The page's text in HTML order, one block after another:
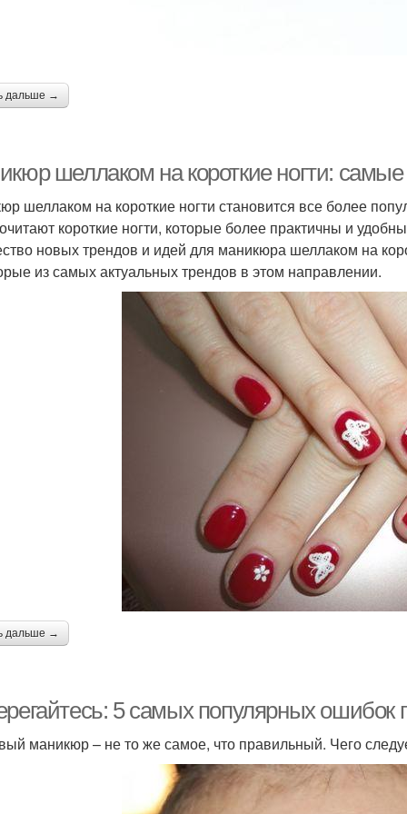
дальше →
шеллаком на короткие ногти:
шеллаком на короткие ногти становится все более
короткие ногти, которые более практичны и
новых трендов и идей для маникюра шеллаком на
из самых актуальных трендов в этом направлении.
дальше →
5 самых популярных ошибок
маникюр – не то же самое, что правильный. Чего